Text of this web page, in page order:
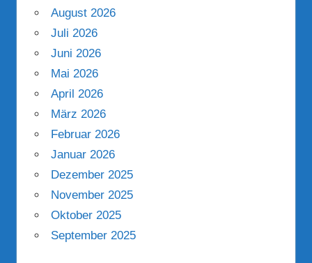
August 2026
Juli 2026
Juni 2026
Mai 2026
April 2026
März 2026
Februar 2026
Januar 2026
Dezember 2025
November 2025
Oktober 2025
September 2025